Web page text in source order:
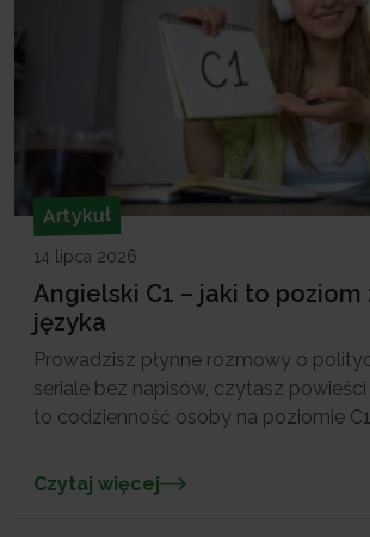
Artykuł
14 lipca 2026
Angielski C1 – jaki to poziom
języka
Prowadzisz płynne rozmowy o
seriale bez napisów, czytasz
to codzienność osoby na poziomie
językową swobodę. Pracę i studia w
międzynarodowym środowisku,
Czytaj więcej